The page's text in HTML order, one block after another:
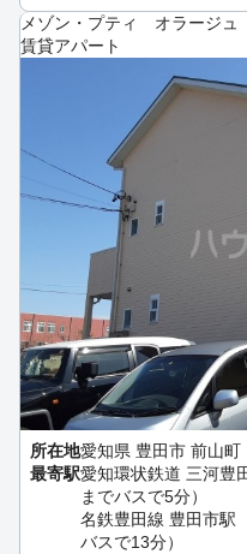
メゾン・プティ オラージュ
賃貸アパート
所在地愛知県 豊田市 前山町
最寄駅愛知環状鉄道 三河豊
までバスで5分）
名鉄豊田線 豊田市駅
バスで13分）